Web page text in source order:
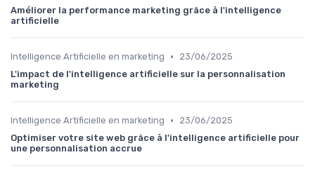
Améliorer la performance marketing grâce à l'intelligence
artificielle
Intelligence Artificielle en marketing •
23/06/2025
L'impact de l'intelligence artificielle sur la personnalisation
marketing
Intelligence Artificielle en marketing •
23/06/2025
Optimiser votre site web grâce à l'intelligence artificielle pour
une personnalisation accrue